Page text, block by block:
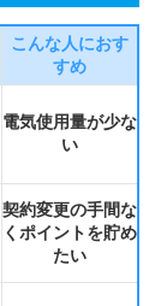
こんな人におす
すめ
電気使用量が少な
い
契約変更の手間な
くポイントを貯め
たい